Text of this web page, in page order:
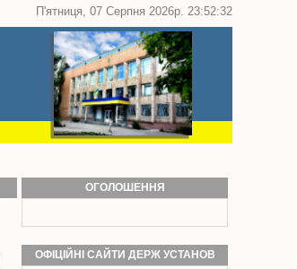
П'ятниця, 07 Серпня 2026р. 23:52:33
ОГОЛОШЕННЯ
ОФІЦІЙНІ САЙТИ ДЕРЖ УСТАНОВ